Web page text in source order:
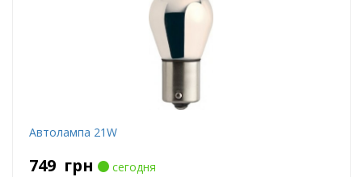
Автолампа 21W
749 грн
сегодня